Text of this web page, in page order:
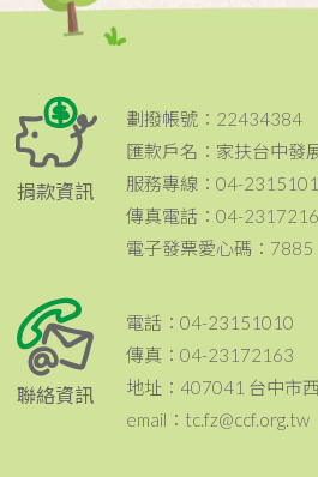
捐款資訊
劃撥帳號：22434384
匯款戶名：家扶台中發
服務專線：04-
傳真電話：04-
電子發票愛心碼：7885
聯絡資訊
電話：04-23151010
傳真：04-23172163
地址：407041 台中市
email：tc.fz@ccf.org.tw